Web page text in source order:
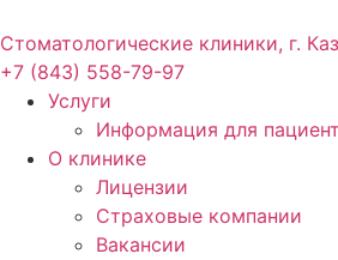
Стоматологические клиники, г.
+7 (843) 558-79-97
Услуги
Информация для
О клинике
Лицензии
Страховые компании
Вакансии